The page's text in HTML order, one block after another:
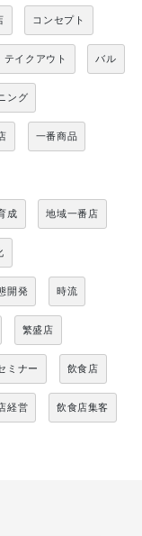
コンセプト
テイクアウト バル
ング
一番商品
成 地域一番店
開発 時流
繁盛店
ミナー 飲食店
経営 飲食店集客